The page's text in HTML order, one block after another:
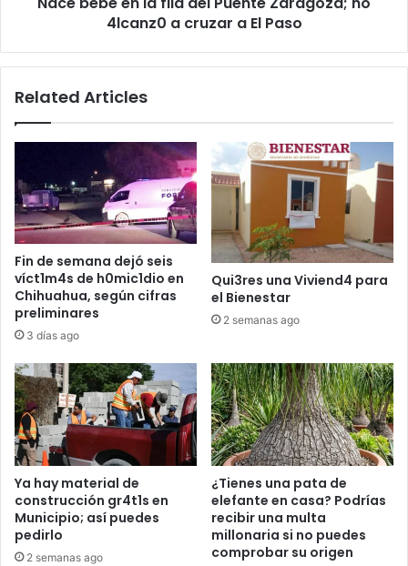
a
Paso
4lcanz0 a cruzar a El Paso
Related Articles
Fin de semana dejó seis
víct1m4s de h0mic1dio en
Chihuahua, según cifras
preliminares
3 días ago
Qui3res una Viviend4 para
el Bienestar
2 semanas ago
Ya hay material de
construcción gr4t1s en
Municipio; así puedes
pedirlo
2 semanas ago
¿Tienes una pata de
elefante en casa? Podrías
recibir una multa
millonaria si no puedes
comprobar su origen